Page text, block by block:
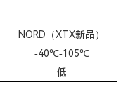
NORD（XTX新品）
-40℃-105℃
低